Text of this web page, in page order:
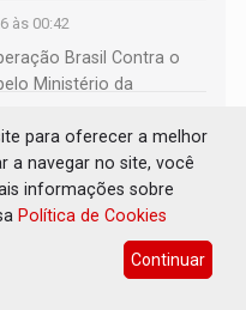
às 00:42
Brasil Contra o
Ministério da
para oferecer a melhor
a navegar no site, você
informações sobre
Política de Cookies
Continuar